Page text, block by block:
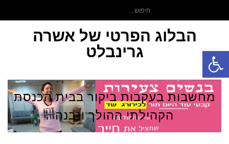
פתח סרגל נגישות
הבלוג הפרטי של אשרה
גרינבלט
מחשבות בעקבות ביקור בבית הכנסת
הקהילתי ההולך ונבנה